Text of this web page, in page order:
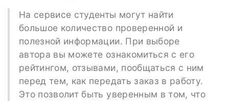
На сервисе студенты могут найти
большое количество проверенной и
полезной информации. При выборе
автора вы можете ознакомиться с его
рейтингом, отзывами, пообщаться с ним
перед тем, как передать заказ в работу.
Это позволит быть уверенным в том, что